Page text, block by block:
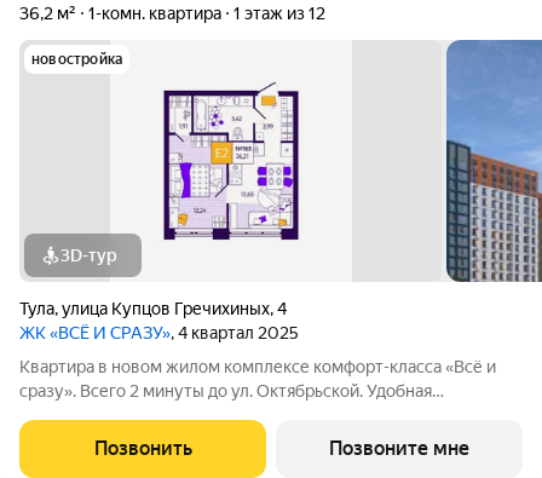
36,2 м²
1-комн. квартира 1 этаж из 12
новостройка
3D-тур
Тула,улица Купцов Гречихиных,4
ЖК «ВСЁ И СРАЗУ», 4 квартал 2025
Квартира в новом жилом комплексе комфорт-класса «Всё и
сразу». Всего 2 минуты до ул. Октябрьской. Удобная
или быстро выехать из города. В близи находятся магазины,
аптеки, парки, медицинские
Позвонить Позвоните мне